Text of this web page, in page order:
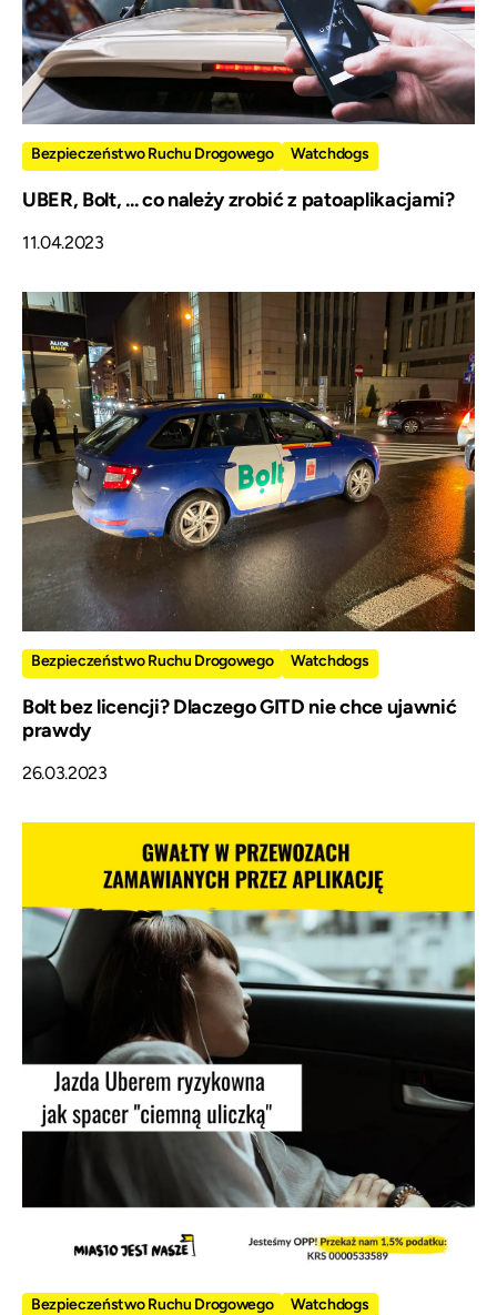
Bezpieczeństwo Ruchu Drogowego Watchdogs
UBER, Bolt, ... co należy zrobić z patoaplikacjami?
11.04.2023
Bezpieczeństwo Ruchu Drogowego Watchdogs
Bolt bez licencji? Dlaczego GITD nie chce ujawnić
prawdy
26.03.2023
Bezpieczeństwo Ruchu Drogowego Watchdogs